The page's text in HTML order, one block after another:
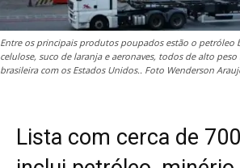
Entre os principais produtos poupados estão o petróleo
celulose, suco de laranja e aeronaves, todos de alto
brasileira com os Estados Unidos.. Foto Wenderson
Lista com cerca de